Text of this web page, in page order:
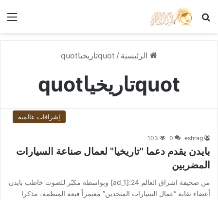
بحث عن
الرئيسية / quotتاريخياquot
quotتاريخياquot
إشراقات عالمية
eshrag
0
103
بايدن يقدم دعما "تاريخيا" لعمال صناعة السيارات
المضربين
من صحيفة اشراق العالم 24:[ad_1] وبواسطة مكبّر للصوت خاطب بايدن
أعضاء نقابة “عمال السيارات المتحدين” معتمراً قبعة المنظمة، مذكرا